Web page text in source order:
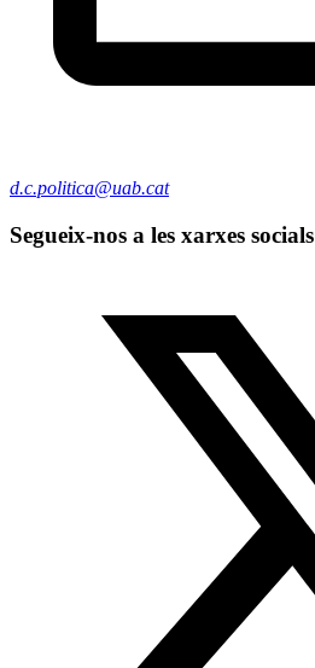
d.c.politica@uab.cat
Segueix-nos a les xarxes socials